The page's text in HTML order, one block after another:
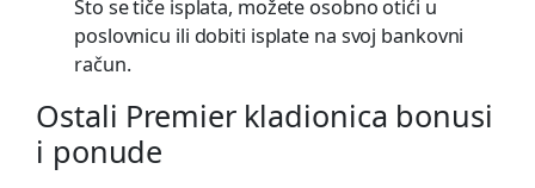
Što se tiče isplata, možete osobno otići u
poslovnicu ili dobiti isplate na svoj bankovni
račun.
Ostali Premier kladionica bonusi
i ponude